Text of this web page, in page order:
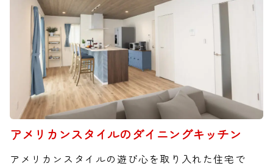
アメリカンスタイルのダイニングキッチン
アメリカンスタイルの遊び心を取り入れた住宅で